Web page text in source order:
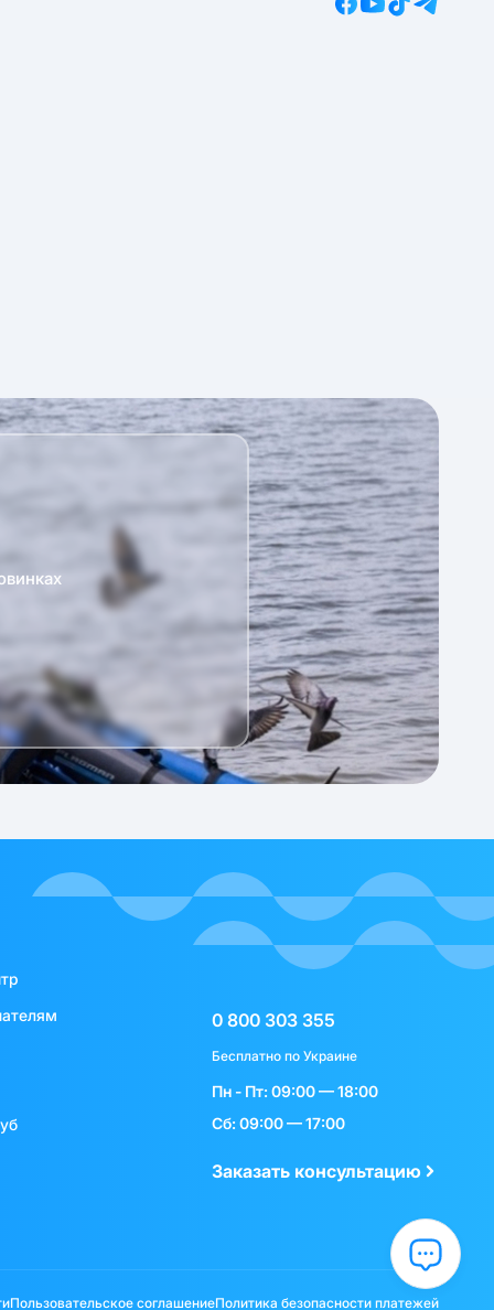
0 800 303 355
Бесплатно по Украине
Пн - Пт: 09:00 — 18:00
Сб: 09:00 — 17:00
Заказать консультацию
Пользовательское соглашениеПолитика безопасности платежей